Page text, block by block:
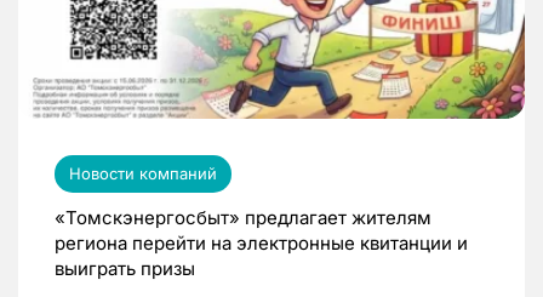
Новости компаний
«Томскэнергосбыт» предлагает жителям
региона перейти на электронные квитанции и
выиграть призы